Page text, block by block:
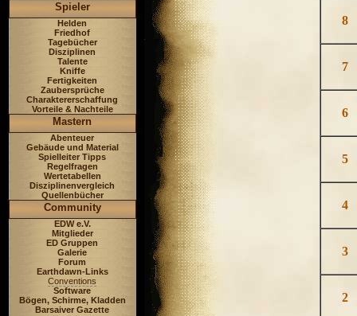
Spieler
Helden
Friedhof
Tagebücher
Disziplinen
Talente
Kniffe
Fertigkeiten
Zaubersprüche
Charaktererschaffung
Vorteile & Nachteile
Mastern
Abenteuer
Gebäude und Material
Spielleiter Tipps
Regelfragen
Wertetabellen
Disziplinenvergleich
Quellenbücher
Community
EDW e.V.
Mitglieder
ED Gruppen
Galerie
Forum
Earthdawn-Links
Conventions
Software
Bögen, Schirme, Kladden
Barsaiver Gazette
8
7
6
5
4
3
2